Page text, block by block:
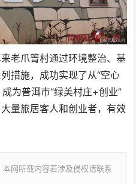
老爪箐村通过环境整治、基
措施，成功实现了从“空心
为普洱市“绿美村庄+创业”
量旅居客人和创业者，有效
网所载内容若涉及侵权请联系